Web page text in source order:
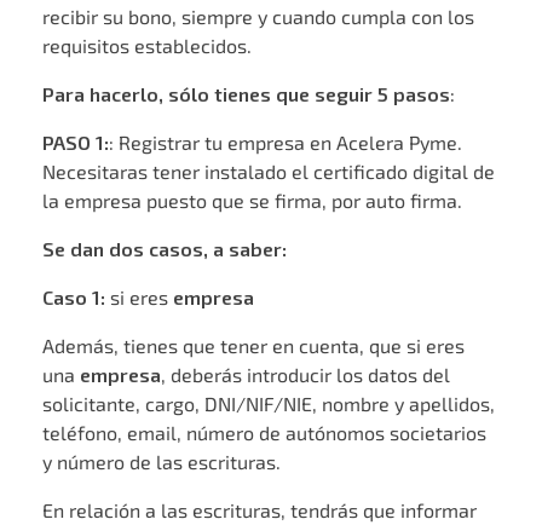
recibir su bono, siempre y cuando cumpla con los
requisitos establecidos.
Para hacerlo, sólo tienes que seguir 5 pasos:
PASO 1:: Registrar tu empresa en Acelera Pyme.
Necesitaras tener instalado el certificado digital de
la empresa puesto que se firma, por auto firma.
Se dan dos casos, a saber:
Caso 1: si eres empresa
Además, tienes que tener en cuenta, que si eres
una empresa , deberás introducir los datos del
solicitante, cargo, DNI/NIF/NIE, nombre y apellidos,
teléfono, email, número de autónomos societarios
y número de las escrituras.
En relación a las escrituras, tendrás que informar